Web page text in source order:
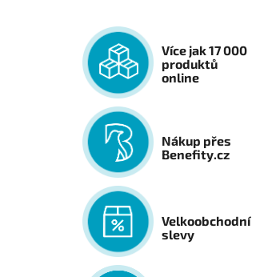
Více jak 17 000
produktů
online
Nákup přes
Benefity.cz
Velkoobchodní
slevy